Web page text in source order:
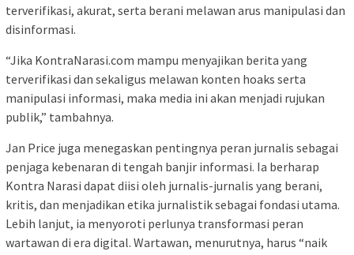
terverifikasi, akurat, serta berani melawan arus manipulasi dan
disinformasi.
“Jika KontraNarasi.com mampu menyajikan berita yang
terverifikasi dan sekaligus melawan konten hoaks serta
manipulasi informasi, maka media ini akan menjadi rujukan
publik,” tambahnya.
Jan Price juga menegaskan pentingnya peran jurnalis sebagai
penjaga kebenaran di tengah banjir informasi. Ia berharap
Kontra Narasi dapat diisi oleh jurnalis-jurnalis yang berani,
kritis, dan menjadikan etika jurnalistik sebagai fondasi utama.
Lebih lanjut, ia menyoroti perlunya transformasi peran
wartawan di era digital. Wartawan, menurutnya, harus “naik